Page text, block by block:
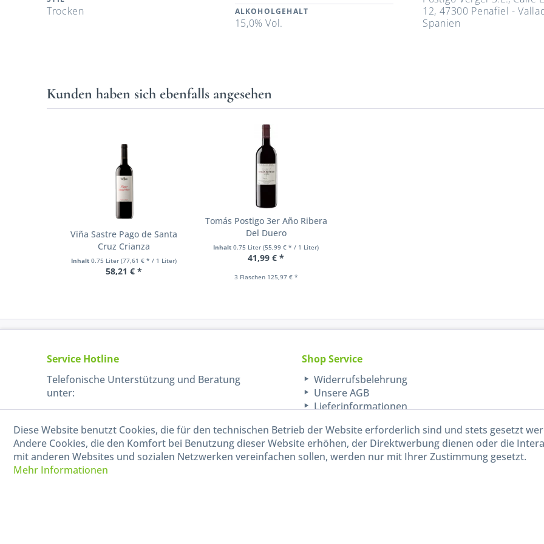
Trocken ALKOHOLGEHALT
15,0% Vol.
12, 47300 Penafiel -
Spanien
Kunden haben sich ebenfalls angesehen
Viña Sastre Pago de Santa
Cruz Crianza
Inhalt0.75 Liter(77,61 € * / 1 Liter)
58,21 € *
Tomás Postigo 3er Año Ribera
Del Duero
Inhalt0.75 Liter(55,99 € * / 1 Liter)
41,99 € *
3 Flaschen 125,97 € *
Service Hotline
Telefonische Unterstützung und Beratung
unter:
040-880 99 770
Mo-Fr, 09:00 - 15:00 Uhr
Shop Service
Widerrufsbelehrung
Unsere AGB
Lieferinformationen
Diese Website benutzt Cookies, die für den technischen Betrieb der Website erforderlich sind und stets gesetzt
Andere Cookies, die den Komfort bei Benutzung dieser Website erhöhen, der Direktwerbung dienen oder die
mit anderen Websites und sozialen Netzwerken vereinfachen sollen, werden nur mit Ihrer Zustimmung gesetzt.
Mehr Informationen